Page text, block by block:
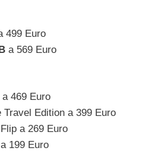
499 Euro
a 569 Euro
a 469 Euro
Edition a 399 Euro
a 269 Euro
199 Euro